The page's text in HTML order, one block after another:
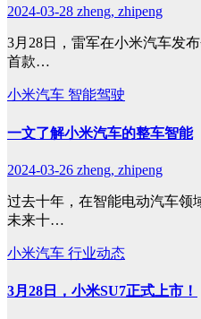
2024-03-28 zheng, zhipeng
3月28日，雷军在小米汽车发
首款…
小米汽车 智能驾驶
一文了解小米汽车的整车智能
2024-03-26 zheng, zhipeng
过去十年，在智能电动汽车领
未来十…
小米汽车 行业动态
3月28日，小米SU7正式上市！